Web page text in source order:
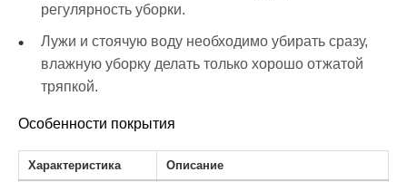
регулярность уборки.
Лужи и стоячую воду необходимо убирать сразу,
влажную уборку делать только хорошо отжатой
тряпкой.
Особенности покрытия
Характеристика Описание